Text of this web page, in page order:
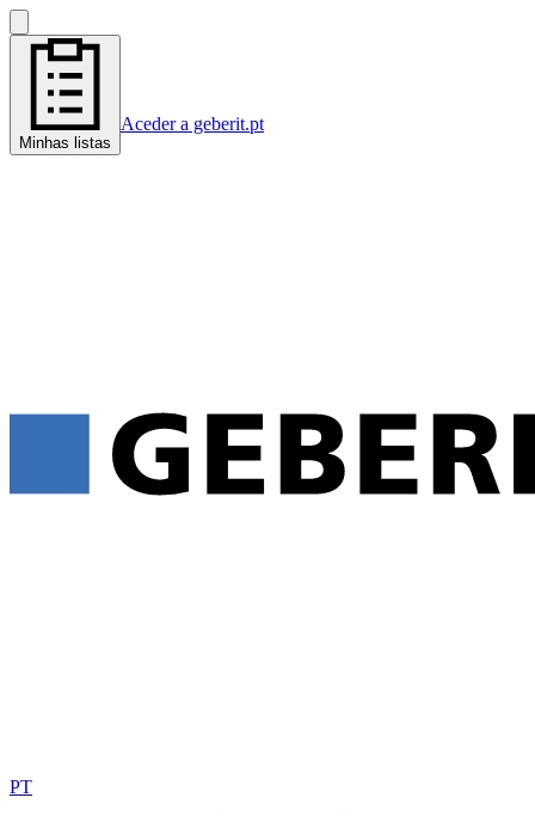
Minhas listas
Aceder a geberit.pt
PT